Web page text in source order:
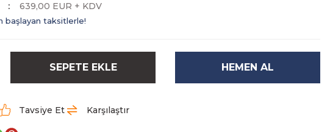
639,00 EUR + KDV
başlayan taksitlerle!
SEPETE EKLE HEMEN AL
Tavsiye Et Karşılaştır